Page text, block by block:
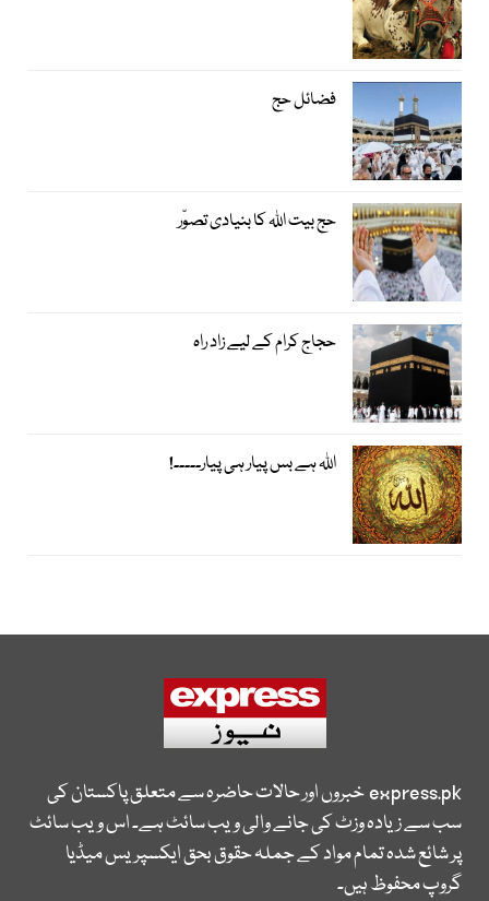
فضائل حج
حج بیت اﷲ کا بنیادی تصوّر
حجاج کرام کے لیے زاد راہ
اﷲ ہے بس پیار ہی پیار۔۔۔۔۔!
express.pkخبروں اور حالات حاضرہ سے متعلق پاکستان کی
سب سے زیادہ وزٹ کی جانے والی ویب سائٹ ہے۔ اس ویب سائٹ
پر شائع شدہ تمام مواد کے جملہ حقوق بحق ایکسپریس میڈیا
گروپ محفوظ ہیں۔